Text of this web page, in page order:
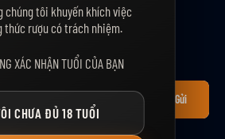
Gửi
chúng tôi khuyến khích việc
thức rượu có trách nhiệm.
XÁC NHẬN TUỔI CỦA BẠN
CHƯA ĐỦ 18 TUỔI